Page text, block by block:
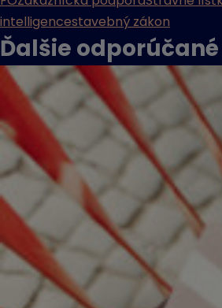
intelligencestavebný zákon
Ďalšie odporúčané